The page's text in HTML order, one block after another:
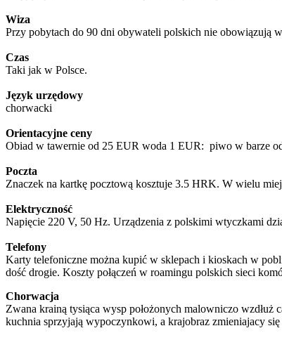
Wiza
Przy pobytach do 90 dni obywateli polskich nie obowiązują
Czas
Taki jak w Polsce.
Język urzędowy
chorwacki
Orientacyjne ceny
Obiad w tawernie od 25 EUR woda 1 EUR: piwo w barze
Poczta
Znaczek na kartkę pocztową kosztuje 3.5 HRK. W wielu
Elektryczność
Napięcie 220 V, 50 Hz. Urządzenia z polskimi wtyczkami
Telefony
Karty telefoniczne można kupić w sklepach i kioskach w
dość drogie. Koszty połączeń w roamingu polskich sieci
Chorwacja
Zwana krainą tysiąca wysp położonych malowniczo
kuchnia sprzyjają wypoczynkowi, a krajobraz zmieniajacy